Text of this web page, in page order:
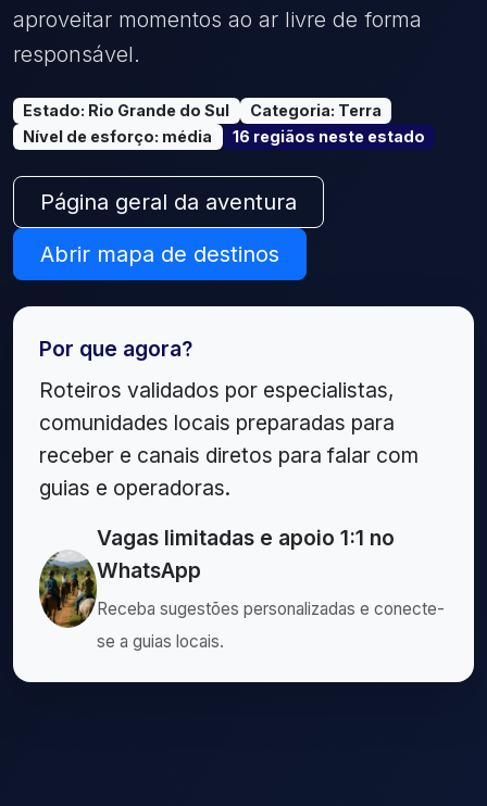
aproveitar momentos ao ar livre de forma
responsável.
Estado: Rio Grande do Sul Categoria: Terra
Nível de esforço: média 16 regiãos neste estado
Página geral da aventura
Abrir mapa de destinos
Por que agora?
Roteiros validados por especialistas,
comunidades locais preparadas para
receber e canais diretos para falar com
guias e operadoras.
Vagas limitadas e apoio 1:1 no
WhatsApp
Receba sugestões personalizadas e conecte-
se a guias locais.